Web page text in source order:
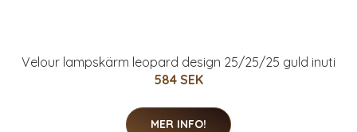
Velour lampskärm leopard design 25/25/25 guld inuti
584 SEK
MER INFO!